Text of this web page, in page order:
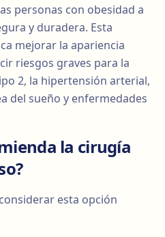
personas con obesidad a
y duradera. Esta
mejorar la apariencia
riesgos graves para la
2, la hipertensión arterial,
del sueño y enfermedades
la cirugía
esta opción